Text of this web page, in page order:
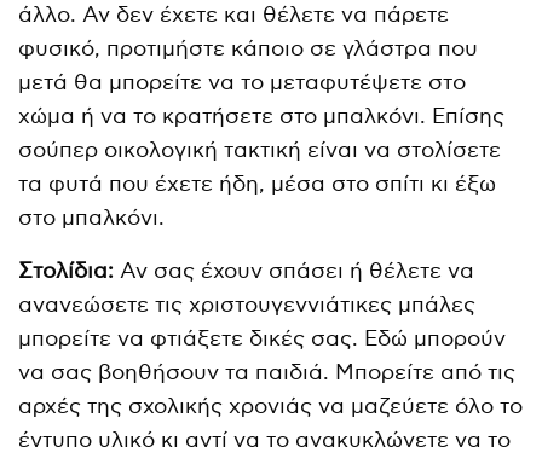
άλλο. Αν δεν έχετε και θέλετε να πάρετε
φυσικό, προτιμήστε κάποιο σε γλάστρα που
μετά θα μπορείτε να το μεταφυτέψετε στο
χώμα ή να το κρατήσετε στο μπαλκόνι. Επίσης
σούπερ οικολογική τακτική είναι να στολίσετε
τα φυτά που έχετε ήδη, μέσα στο σπίτι κι έξω
στο μπαλκόνι.
Στολίδια: Αν σας έχουν σπάσει ή θέλετε να
ανανεώσετε τις χριστουγεννιάτικες μπάλες
μπορείτε να φτιάξετε δικές σας. Εδώ μπορούν
να σας βοηθήσουν τα παιδιά. Μπορείτε από τις
αρχές της σχολικής χρονιάς να μαζεύετε όλο το
έντυπο υλικό κι αντί να το ανακυκλώνετε να το